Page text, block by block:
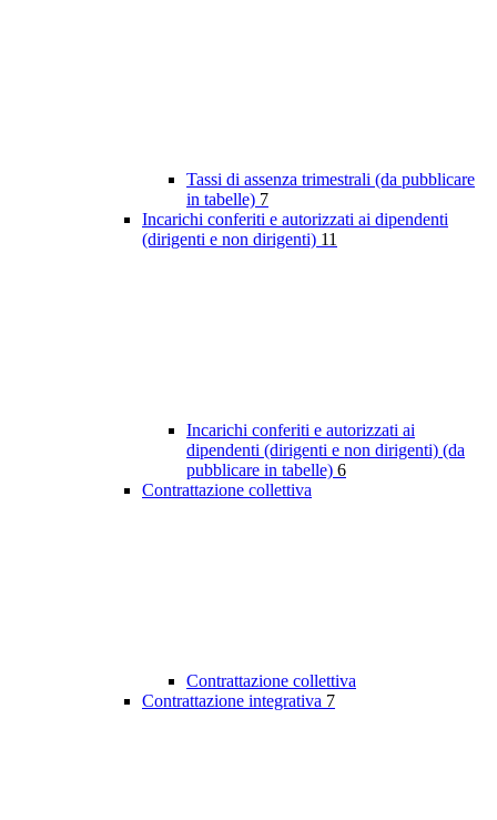
Tassi di assenza trimestrali (da pubblicare
in tabelle) 7
Incarichi conferiti e autorizzati ai dipendenti
(dirigenti e non dirigenti) 11
Incarichi conferiti e autorizzati ai
dipendenti (dirigenti e non dirigenti) (da
pubblicare in tabelle) 6
Contrattazione collettiva
Contrattazione collettiva
Contrattazione integrativa 7